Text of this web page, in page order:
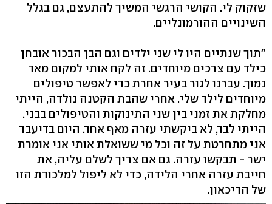
שזקוק לי. הקושי הרגשי המשיך להתעצם, גם בגלל
השינויים ההורמונליים.
"תוך שנתיים היו לי שני ילדים וגם הבן הבכור אובחן
כילד עם צרכים מיוחדים. זה לקח אותי למקום מאד
נמוך. עברנו לגור בעיר אחרת כדי לאפשר טיפולים
מיוחדים לילד שלי. אחרי שהבת הקטנה נולדה, הייתי
מחלקת את זמני בין שני התינוקות והטיפולים בבני.
הייתי לבד, לא ביקשתי עזרה מאף אחד. היום בדיעבד
אני מתחרטת על זה וכל מי ששואלת אותי אני אומרת
ישר - תבקשו עזרה. גם אם צריך לשלם עליה, את
חייבת עזרה אחרי הלידה, כדי לא ליפול למלכודת הזו
של הדיכאון.